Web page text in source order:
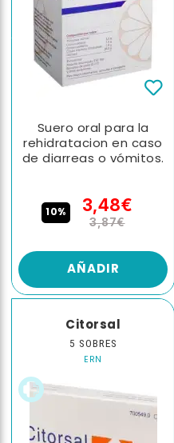
Suero oral para la
rehidratacion en caso
de diarreas o vómitos.
10% 3,48€
3,87€
AÑADIR
Citorsal
5 SOBRES
ERN